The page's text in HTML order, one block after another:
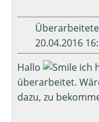
20.04.2016
Hallo
ich
überarbeitet.
dazu, zu